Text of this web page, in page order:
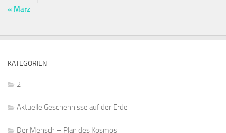
« März
KATEGORIEN
2
Aktuelle Geschehnisse auf der Erde
Der Mensch – Plan des Kosmos